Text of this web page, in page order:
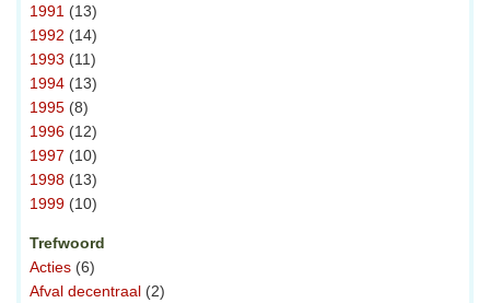
1991 (13)
1992 (14)
1993 (11)
1994 (13)
1995 (8)
1996 (12)
1997 (10)
1998 (13)
1999 (10)
Trefwoord
Acties (6)
Afval decentraal (2)